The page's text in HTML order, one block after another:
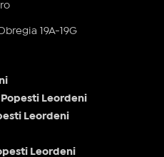
19A-19G
Leordeni
Leordeni
Leordeni